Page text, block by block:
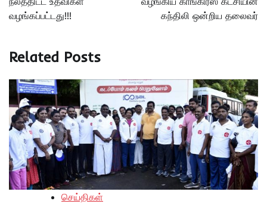
வழங்கப்பட்டது!!!
கந்திலி ஒன்றிய தலைவர்
Related Posts
செய்திகள்